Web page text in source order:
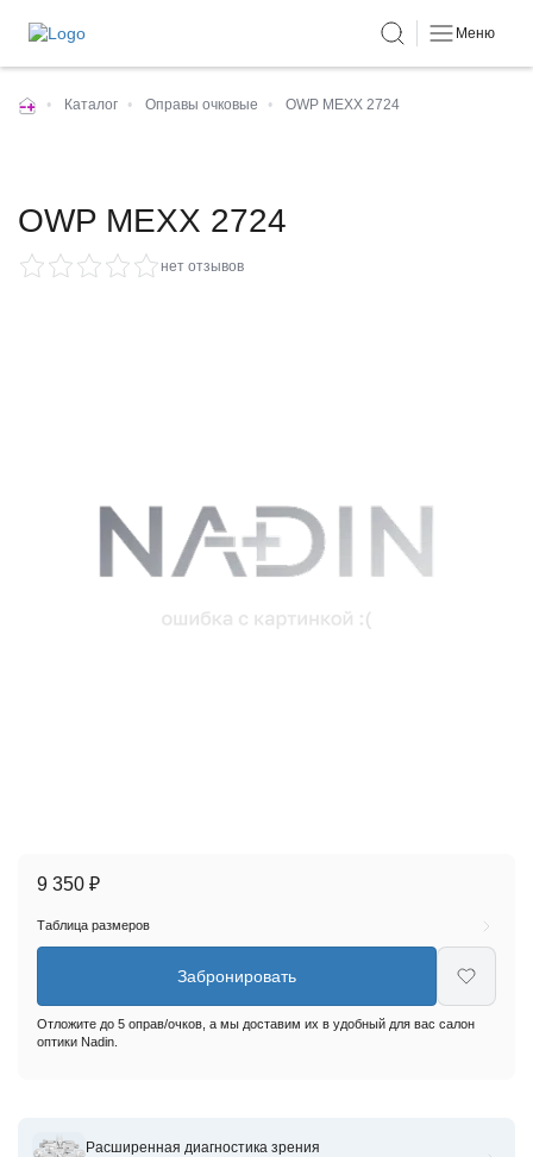
Меню
• Каталог • Оправы очковые • OWP MEXX 2724
OWP MEXX 2724
нет отзывов
9 350 ₽
Таблица размеров
Забронировать
Отложите до 5 оправ/очков, а мы доставим их в удобный для вас салон
оптики Nadin.
Расширенная диагностика зрения